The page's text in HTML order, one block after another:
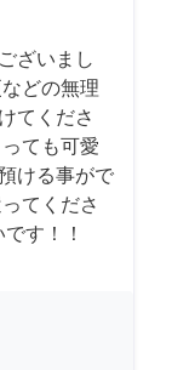
ざいまし
どの無理
てくださ
ても可愛
ける事がで
てくださ
す！！